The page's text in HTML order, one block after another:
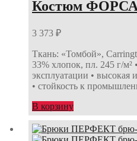
Костюм
3 373 ₽
Ткань: «Томбой»,
33% хлопок, пл. 245 г/м²
эксплуатации • высокая
• стойкость к
В корзину